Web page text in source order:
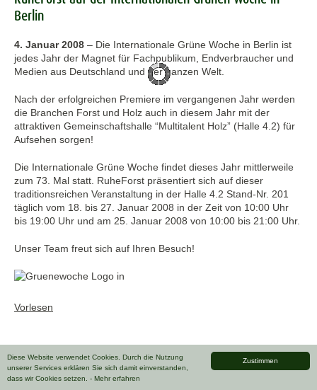
Zustimmen
Diese Website verwendet Cookies. Durch die Nutzung
unserer Services erklären Sie sich damit einverstanden,
dass wir Cookies setzen. - Mehr erfahren
Berlin
4. Januar 2008 – Die Internationale Grüne Woche in Berlin ist
jedes Jahr der Magnet für Fachpublikum, Endverbraucher und
Medien aus Deutschland und der ganzen Welt.
Nach der erfolgreichen Premiere im vergangenen Jahr werden
die Branchen Forst und Holz auch in diesem Jahr mit der
attraktiven Gemeinschaftshalle “Multitalent Holz” (Halle 4.2) für
Aufsehen sorgen!
Die Internationale Grüne Woche findet dieses Jahr mittlerweile
zum 73. Mal statt. RuheForst präsentiert sich auf dieser
traditionsreichen Veranstaltung in der Halle 4.2 Stand-Nr. 201
täglich vom 18. bis 27. Januar 2008 in der Zeit von 10:00 Uhr
bis 19:00 Uhr und am 25. Januar 2008 von 10:00 bis 21:00 Uhr.
Unser Team freut sich auf Ihren Besuch!
Vorlesen